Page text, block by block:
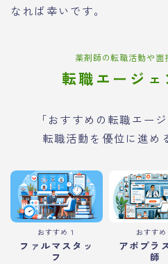
なれば幸いです。
薬剤師の転職活動や面
転職エージ
「おすすめの転職エー
転職活動を優位に進め
おすすめ１
ファルマスタッ
フ
おすすめ
アポプラ
師